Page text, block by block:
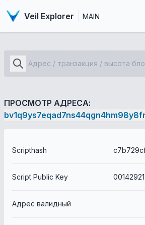
Veil Explorer MAIN
ПРОСМОТР АДРЕСА:
Scripthash
Script Public Key
Адрес валидный